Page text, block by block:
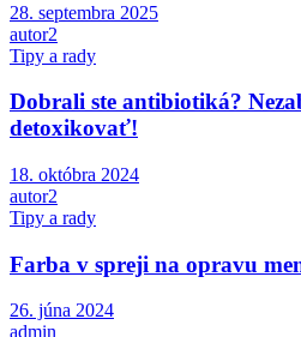
28. septembra 2025
autor2
Tipy a rady
Dobrali ste antibiotiká?
detoxikovať!
18. októbra 2024
autor2
Tipy a rady
Farba v spreji na opravu
26. júna 2024
admin